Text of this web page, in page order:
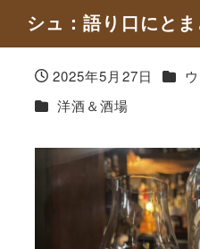
シュ：語り口にと
2025年5月27日 カテ
カテゴリー
洋酒＆酒場